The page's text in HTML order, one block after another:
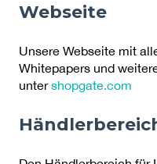
Webseite
Unsere Webseite mit
Whitepapers und
untershopgate.com